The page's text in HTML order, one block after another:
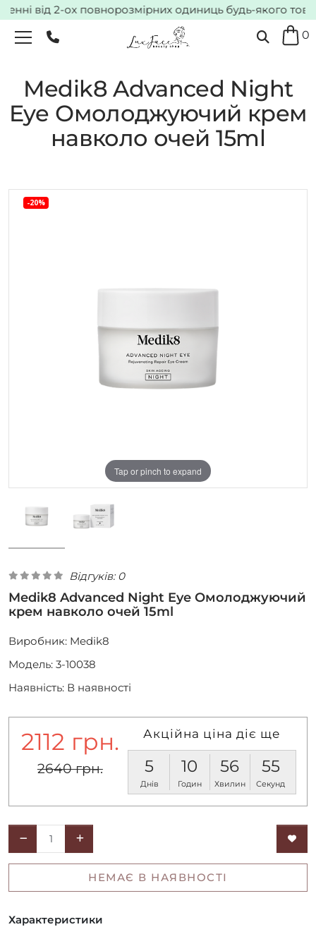
від 2-ох повнорозмірних одиниць будь-якого
0
Medik8 Advanced Night
Eye Омолоджуючий крем
навколо очей 15ml
-20%
Tap or pinch to expand
Відгуків: 0
Medik8 Advanced Night Eye Омолоджуючий
крем навколо очей 15ml
Виробник: Medik8
Модель: 3-10038
Наявність: В наявності
2112 грн.
2640 грн.
Акційна ціна діє ще
5
Днів
10
Годин
56
Хвилин
55
Секунд
НЕМАЄ В НАЯВНОСТІ
Характеристики